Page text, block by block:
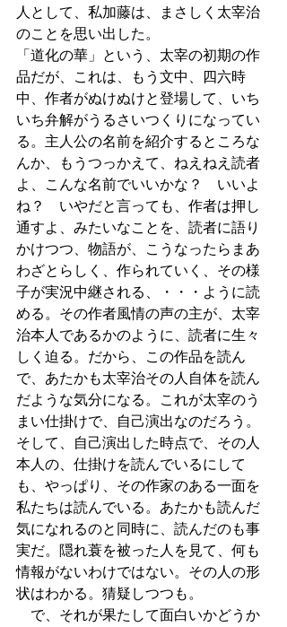
人として、私加藤は、まさしく太宰治
のことを思い出した。
「道化の華」という、太宰の初期の作
品だが、これは、もう文中、四六時
中、作者がぬけぬけと登場して、いち
いち弁解がうるさいつくりになってい
る。主人公の名前を紹介するところな
んか、もうつっかえて、ねえねえ読者
よ、こんな名前でいいかな？　いいよ
ね？　いやだと言っても、作者は押し
通すよ、みたいなことを、読者に語り
かけつつ、物語が、こうなったらまあ
わざとらしく、作られていく、その様
子が実況中継される、・・・ように読
める。その作者風情の声の主が、太宰
治本人であるかのように、読者に生々
しく迫る。だから、この作品を読ん
で、あたかも太宰治その人自体を読ん
だような気分になる。これが太宰のう
まい仕掛けで、自己演出なのだろう。
そして、自己演出した時点で、その人
本人の、仕掛けを読んでいるにして
も、やっぱり、その作家のある一面を
私たちは読んでいる。あたかも読んだ
気になれるのと同時に、読んだのも事
実だ。隠れ蓑を被った人を見て、何も
情報がないわけではない。その人の形
状はわかる。猜疑しつつも。
で、それが果たして面白いかどうか